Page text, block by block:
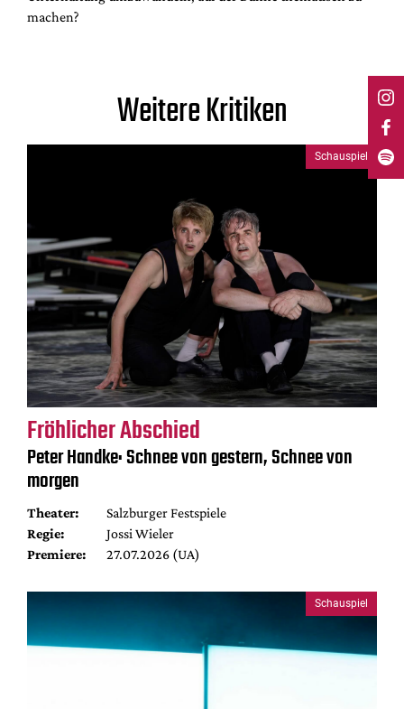
machen?
Weitere Kritiken
Schauspiel
Fröhlicher Abschied
Peter Handke: Schnee von gestern, Schnee von
morgen
Theater:
Salzburger Festspiele
Regie:
Jossi Wieler
Premiere:
27.07.2026 (UA)
Schauspiel